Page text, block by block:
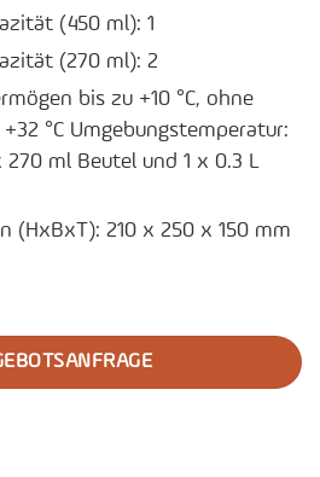
(450 ml): 1
(270 ml): 2
bis zu +10 °C, ohne
°C Umgebungstemperatur:
ml Beutel und 1 x 0.3 L
(HxBxT): 210 x 250 x 150 mm
MT2 Menge